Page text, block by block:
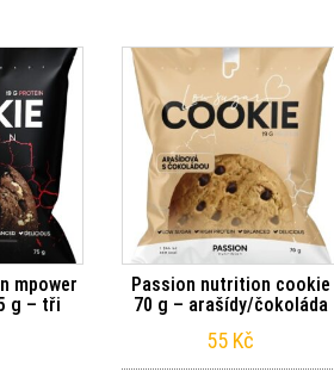
mpower
g – tři
Passion nutrition cookie
70 g – arašídy/čokoláda
55 Kč